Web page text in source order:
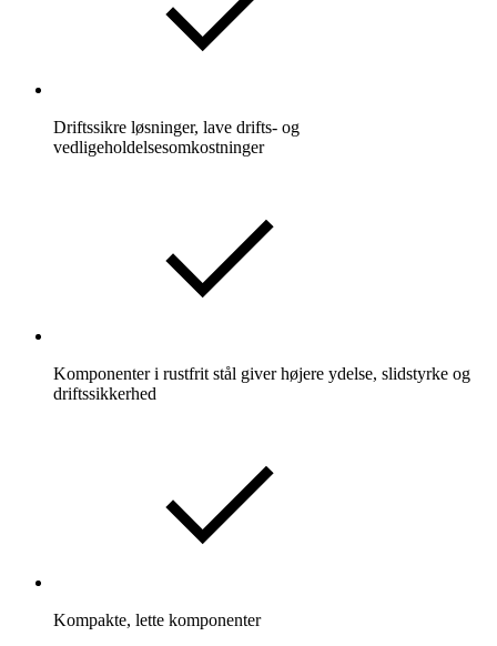
Driftssikre løsninger, lave drifts- og
vedligeholdelsesomkostninger
Komponenter i rustfrit stål giver højere ydelse, slidstyrke og
driftssikkerhed
Kompakte, lette komponenter